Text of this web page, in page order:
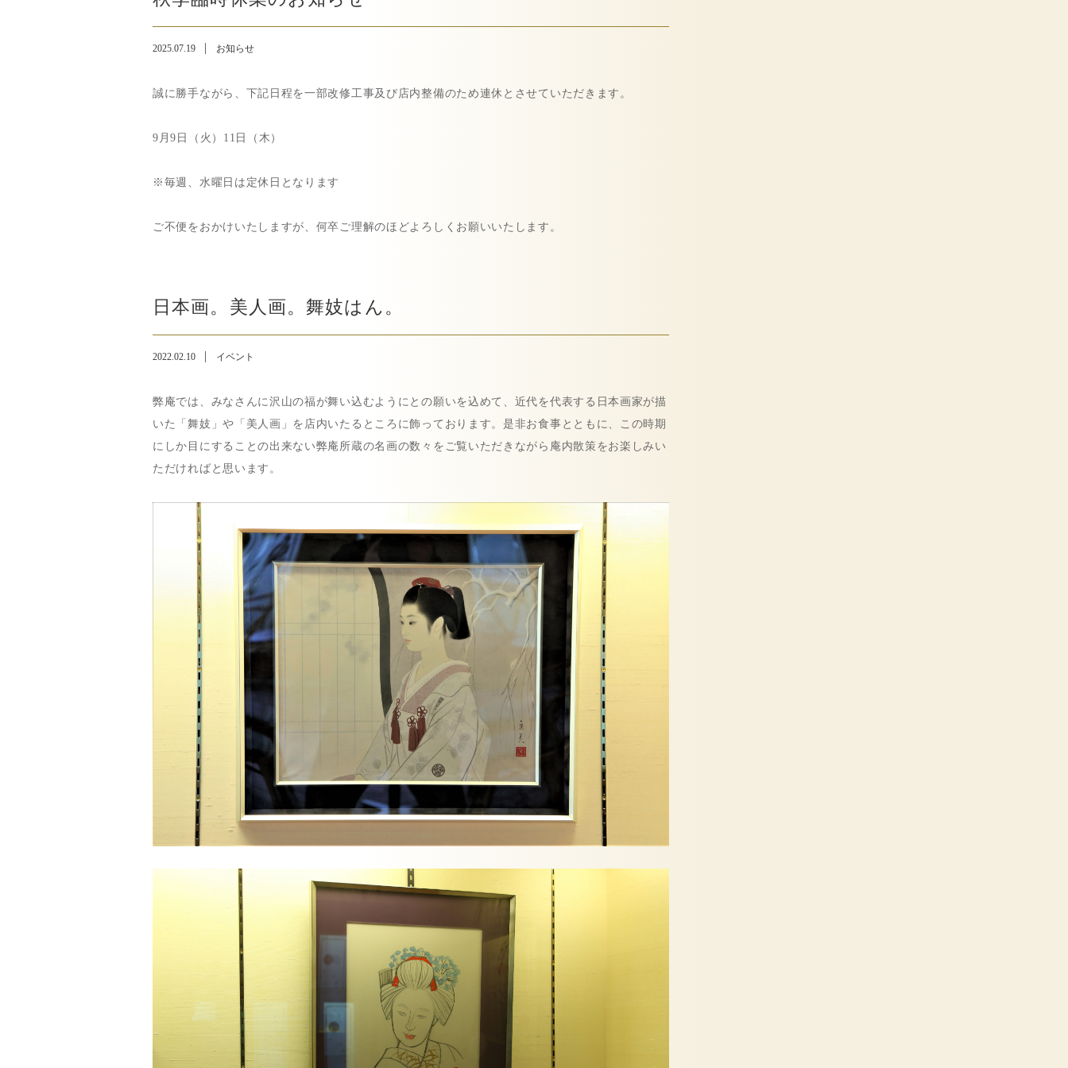
2025.07.19 お知らせ
誠に勝手ながら、下記日程を一部改修工事及び店内整備のため連休とさせていただきます。
9月9日（火）11日（木）
※毎週、水曜日は定休日となります
ご不便をおかけいたしますが、何卒ご理解のほどよろしくお願いいたします。
日本画。美人画。舞妓はん。
2022.02.10 イベント
弊庵では、みなさんに沢山の福が舞い込むようにとの願いを込めて、近代を代表する日本画家が描
いた「舞妓」や「美人画」を店内いたるところに飾っております。是非お食事とともに、この時期
にしか目にすることの出来ない弊庵所蔵の名画の数々をご覧いただきながら庵内散策をお楽しみい
ただければと思います。